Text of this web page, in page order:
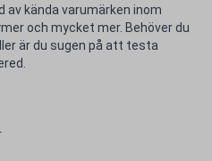
kända varumärken inom
och mycket mer. Behöver du
är du sugen på att testa